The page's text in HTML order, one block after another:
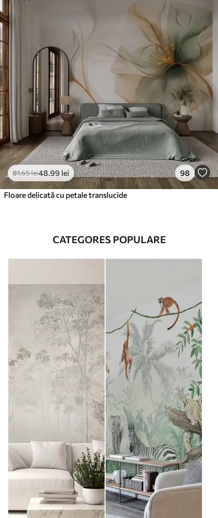
81.65lei48 .99 lei 98
Floare delicată cu petale translucide
CATEGORES POPULARE